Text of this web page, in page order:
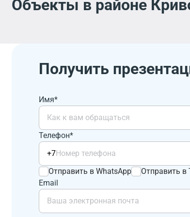
Объекты в районе
Получить
Имя*
Телефон*
+7
Отправить в WhatsApp
Отправить в
Email